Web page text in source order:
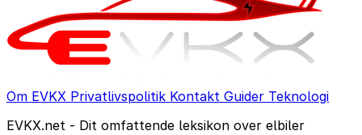
Om EVKX Privatlivspolitik Kontakt Guider Teknologi
EVKX.net - Dit omfattende leksikon over elbiler